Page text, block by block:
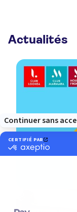
Actualités